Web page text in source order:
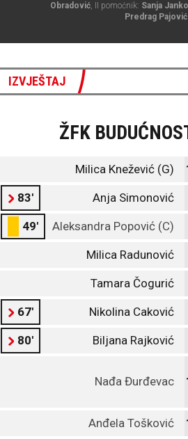
Obradović, II pomoćnik: Sanja
Predrag Pajović
IZVJEŠTAJ
ŽFK
Milica Knežević (G)
83' Anja Simonović
49' Aleksandra Popović (C)
Milica Radunović
Tamara Čogurić
67' Nikolina Caković
80' Biljana Rajković
Nađa Đurđevac
Anđela Tošković